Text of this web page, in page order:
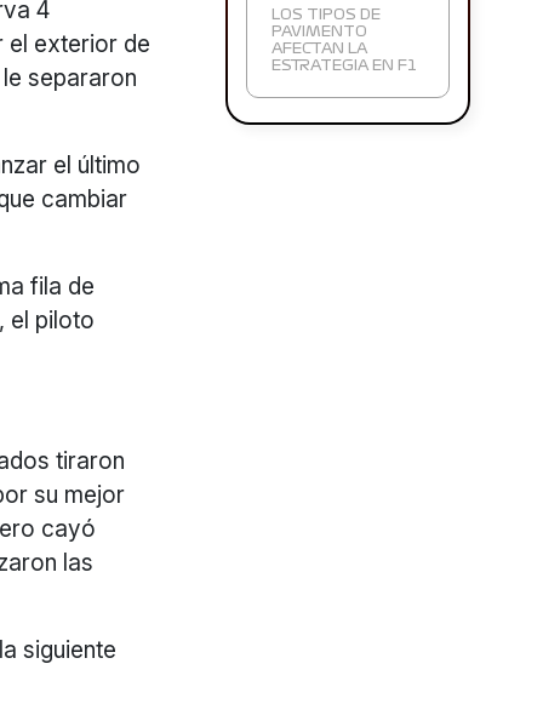
4
el exterior de
separaron
el último
cambiar
fila de
el piloto
tiraron
su mejor
cayó
las
siguiente
LOS TIPOS DE
PAVIMENTO
AFECTAN LA
ESTRATEGIA EN F1